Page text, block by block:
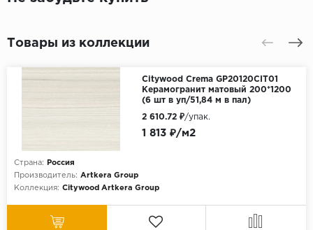
Товары из коллекции
Citywood Crema GP20120CIT01
Керамогранит матовый 200*1200
(6 шт в уп/51,84 м в пал)
Страна:
Россия
Производитель: Artkera Group
Коллекция: Citywood Artkera Group
1 813 ₽/м2
2 610.72 ₽/упак.